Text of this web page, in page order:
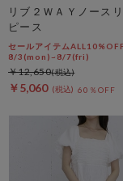
リブ２ＷＡＹノース
ピース
セールアイテムALL10%OFF
8/3(mon)~8/7(fri)
￥5,060 60％OFF
￥12,650